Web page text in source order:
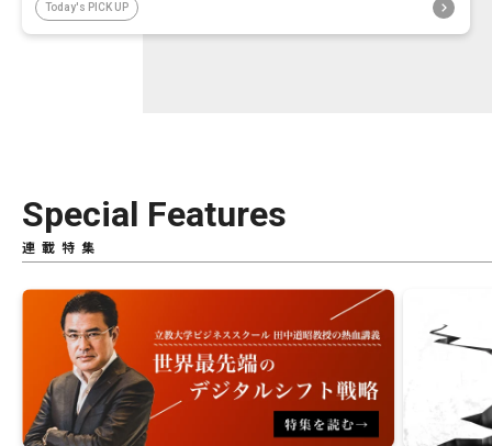
Today's PICK UP
Special Features
連載特集